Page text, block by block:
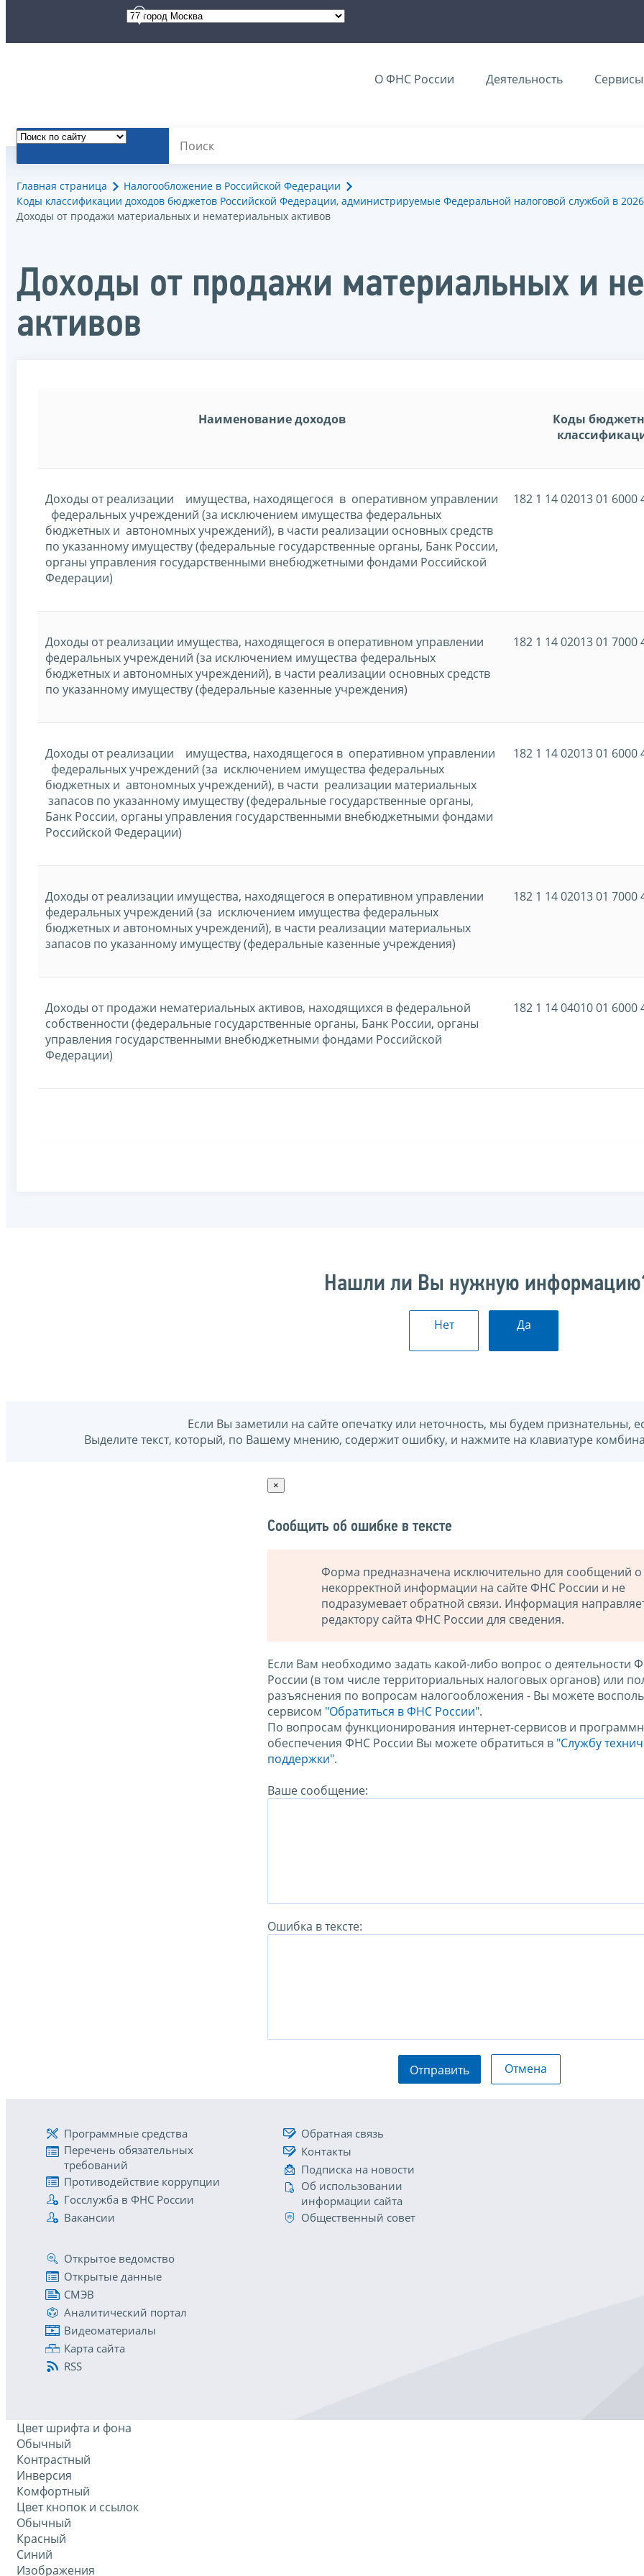
О ФНС России Деятельность Сервисы
Главная страница
Налогообложение в Российской Федерации
Коды классификации доходов бюджетов Российской Федерации, администрируемые Федеральной налоговой службой в 2026
Доходы от продажи материальных и нематериальных активов
Доходы от продажи материальных и
активов
Наименование доходов
Коды
Доходы от реализации имущества, находящегося в оперативном управлении
федеральных учреждений (за исключением имущества федеральных
бюджетных и автономных учреждений), в части реализации основных средств
по указанному имуществу (федеральные государственные органы, Банк России,
органы управления государственными внебюджетными фондами Российской
Федерации)
182 1 14 02013 01 6000
Доходы от реализации имущества, находящегося в оперативном управлении
федеральных учреждений (за исключением имущества федеральных
бюджетных и автономных учреждений), в части реализации основных средств
по указанному имуществу (федеральные казенные учреждения)
182 1 14 02013 01 7000
Доходы от реализации имущества, находящегося в оперативном управлении
федеральных учреждений (за исключением имущества федеральных
бюджетных и автономных учреждений), в части реализации материальных
запасов по указанному имуществу (федеральные государственные органы,
Банк России, органы управления государственными внебюджетными фондами
Российской Федерации)
182 1 14 02013 01 6000
Доходы от реализации имущества, находящегося в оперативном управлении
федеральных учреждений (за исключением имущества федеральных
бюджетных и автономных учреждений), в части реализации материальных
запасов по указанному имуществу (федеральные казенные учреждения)
182 1 14 02013 01 7000
Доходы от продажи нематериальных активов, находящихся в федеральной
собственности (федеральные государственные органы, Банк России, органы
управления государственными внебюджетными фондами Российской
Федерации)
182 1 14 04010 01 6000
Нашли ли Вы нужную
Нет Да
Если Вы заметили на сайте опечатку или неточность, мы будем признательны,
Выделите текст, который, по Вашему мнению, содержит ошибку, и нажмите на клавиатуре
×
Сообщить об ошибке в тексте
Форма предназначена исключительно для сообщений о
некорректной информации на сайте ФНС России и не
подразумевает обратной связи. Информация
редактору сайта ФНС России для сведения.
Если Вам необходимо задать какой-либо вопрос о деятельности
России (в том числе территориальных налоговых органов) или
разъяснения по вопросам налогообложения - Вы можете
сервисом "Обратиться в ФНС России".
По вопросам функционирования интернет-сервисов и
обеспечения ФНС России Вы можете обратиться в "Службу
поддержки".
Ваше сообщение:
Ошибка в тексте:
Отправить Отмена
Программные средства
Перечень обязательных
требований
Противодействие коррупции
Госслужба в ФНС России
Вакансии
Обратная связь
Контакты
Подписка на новости
Об использовании
информации сайта
Общественный совет
Открытое ведомство
Открытые данные
СМЭВ
Аналитический портал
Видеоматериалы
Карта сайта
RSS
Цвет шрифта и фона
Обычный
Контрастный
Инверсия
Комфортный
Цвет кнопок и ссылок
Обычный
Красный
Синий
Изображения